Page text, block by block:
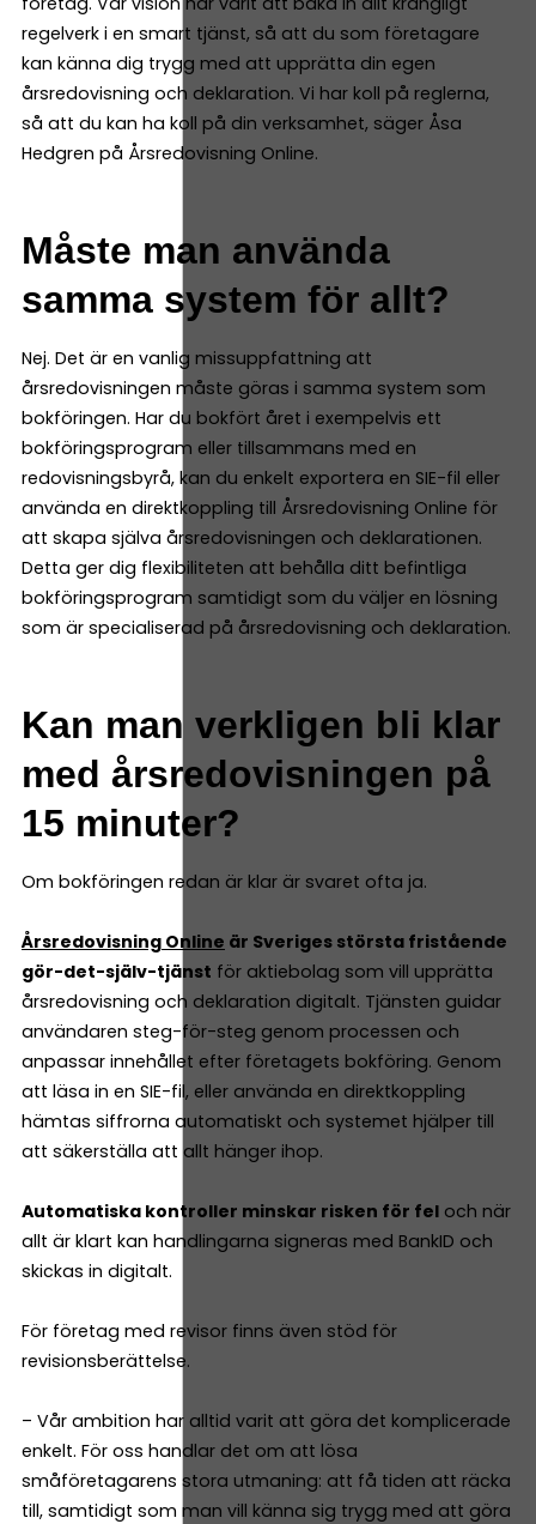
regelverk i en smart tjänst, så att du som företagare
kan känna dig trygg med att upprätta din egen
årsredovisning och deklaration. Vi har koll på reglerna,
så att du kan ha koll på din verksamhet, säger Åsa
Hedgren på Årsredovisning Online.
Måste man använda
samma system för allt?
Nej. Det är en vanlig missuppfattning att
årsredovisningen måste göras i samma system som
bokföringen. Har du bokfört året i exempelvis ett
bokföringsprogram eller tillsammans med en
redovisningsbyrå, kan du enkelt exportera en SIE-fil eller
använda en direktkoppling till Årsredovisning Online för
att skapa själva årsredovisningen och deklarationen.
Detta ger dig flexibiliteten att behålla ditt befintliga
bokföringsprogram samtidigt som du väljer en lösning
som är specialiserad på årsredovisning och deklaration.
Kan man verkligen bli klar
med årsredovisningen på
15 minuter?
Om bokföringen redan är klar är svaret ofta ja.
Årsredovisning Online är Sveriges största fristående
gör-det-själv-tjänst för aktiebolag som vill upprätta
årsredovisning och deklaration digitalt. Tjänsten guidar
användaren steg-för-steg genom processen och
anpassar innehållet efter företagets bokföring. Genom
att läsa in en SIE-fil, eller använda en direktkoppling
hämtas siffrorna automatiskt och systemet hjälper till
att säkerställa att allt hänger ihop.
Automatiska kontroller minskar risken för fel och när
allt är klart kan handlingarna signeras med BankID och
skickas in digitalt.
För företag med revisor finns även stöd för
revisionsberättelse.
– Vår ambition har alltid varit att göra det komplicerade
enkelt. För oss handlar det om att lösa
småföretagarens stora utmaning: att få tiden att räcka
till, samtidigt som man vill känna sig trygg med att göra